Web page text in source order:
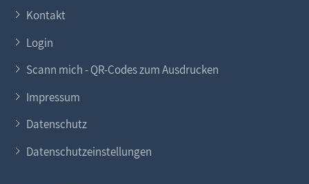
Kontakt
Login
Scann mich - QR-Codes zum Ausdrucken
Impressum
Datenschutz
Datenschutzeinstellungen